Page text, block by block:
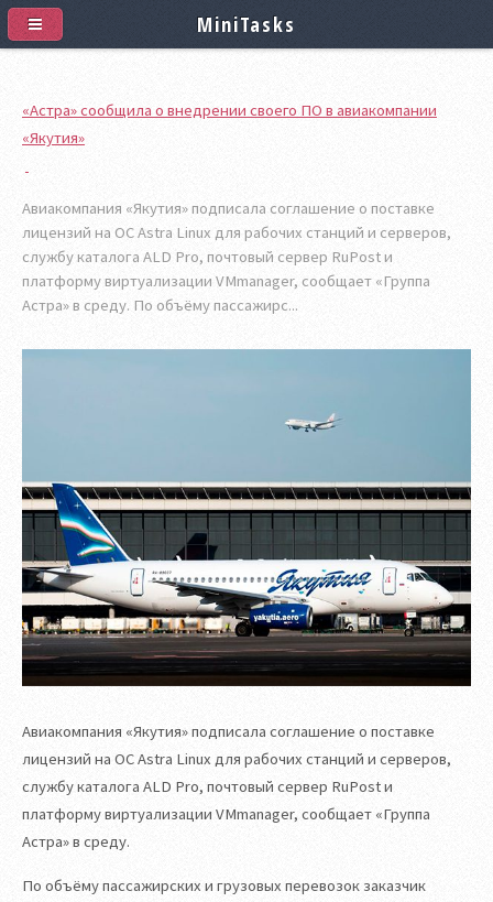
«Астра» сообщила о внедрении своего ПО в авиакомпании
«Якутия»
Авиакомпания «Якутия» подписала соглашение о поставке
лицензий на ОС Astra Linux для рабочих станций и серверов,
службу каталога ALD Pro, почтовый сервер RuPost и
платформу виртуализации VMmanager, сообщает «Группа
Астра» в среду. По объёму пассажирс...
Авиакомпания «Якутия» подписала соглашение о поставке
лицензий на ОС Astra Linux для рабочих станций и серверов,
службу каталога ALD Pro, почтовый сервер RuPost и
платформу виртуализации VMmanager, сообщает «Группа
Астра» в среду.
По объёму пассажирских и грузовых перевозок заказчик
MiniTasks